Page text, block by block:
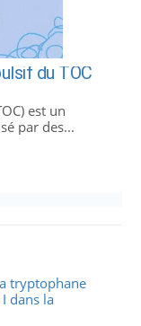
du TOC
est un
par des...
tryptophane
dans la